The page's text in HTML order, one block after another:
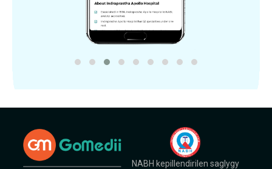
NABH kepillendirilen saglygy